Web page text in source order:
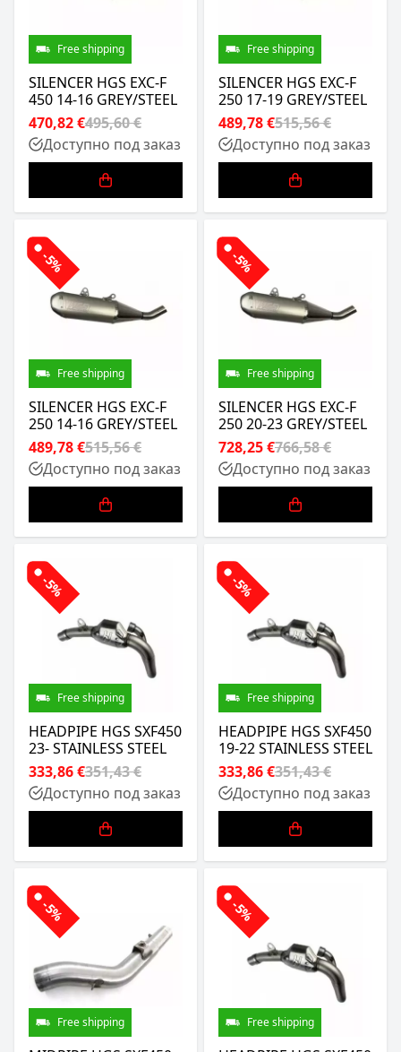
Free shipping
SILENCER HGS EXC-F
450 14-16 GREY/STEEL
470,82 €495,60 €
Доступно под заказ
Free shipping
SILENCER HGS EXC-F
250 17-19 GREY/STEEL
489,78 €515,56 €
Доступно под заказ
-5%
Free shipping
SILENCER HGS EXC-F
250 14-16 GREY/STEEL
489,78 €515,56 €
Доступно под заказ
-5%
Free shipping
SILENCER HGS EXC-F
250 20-23 GREY/STEEL
728,25 €766,58 €
Доступно под заказ
-5%
Free shipping
HEADPIPE HGS SXF450
23- STAINLESS STEEL
333,86 €351,43 €
Доступно под заказ
-5%
Free shipping
HEADPIPE HGS SXF450
19-22 STAINLESS STEEL
333,86 €351,43 €
Доступно под заказ
-5%
Free shipping
-5%
Free shipping